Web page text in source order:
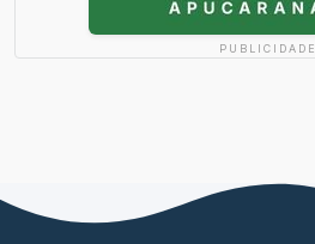
PUBLICIDADE